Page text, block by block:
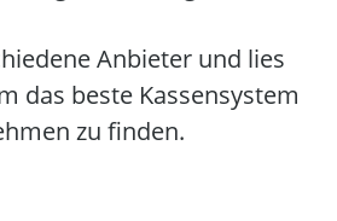
Anbieter und lies
das beste Kassensystem
zu finden.